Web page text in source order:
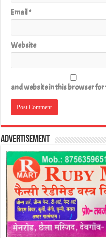
Email*
Website
and website in this browser for
Advertisement